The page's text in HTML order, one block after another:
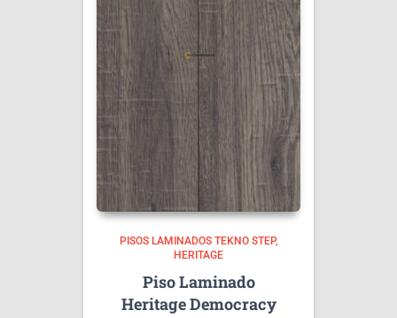
PISOS LAMINADOS TEKNO STEP
HERITAGE
Piso Laminado
Heritage Democracy